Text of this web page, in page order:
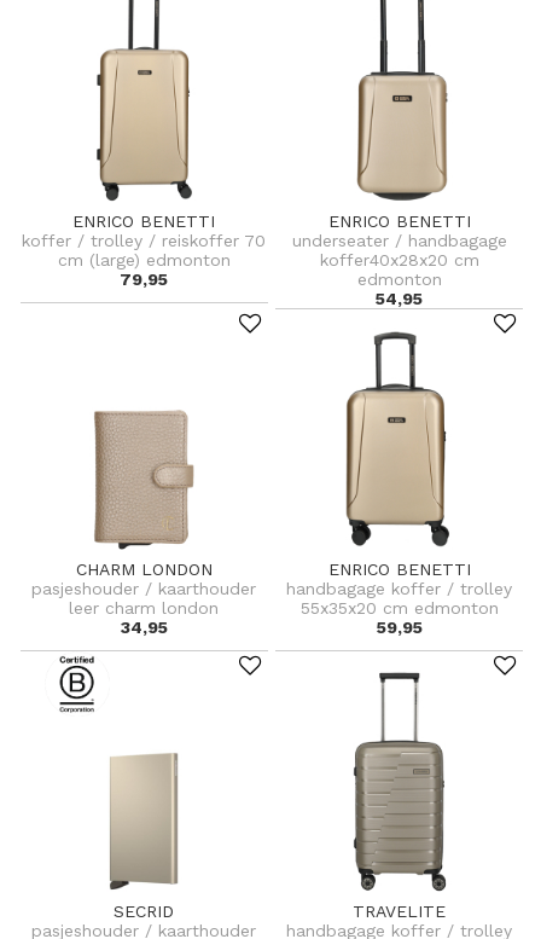
ENRICO BENETTI
koffer / trolley / reiskoffer 70
cm (large) edmonton
79,95
ENRICO BENETTI
underseater / handbagage
koffer40x28x20 cm
edmonton
54,95
CHARM LONDON
pasjeshouder / kaarthouder
leer charm london
34,95
ENRICO BENETTI
handbagage koffer / trolley
55x35x20 cm edmonton
59,95
SECRID
pasjeshouder / kaarthouder
TRAVELITE
handbagage koffer / trolley